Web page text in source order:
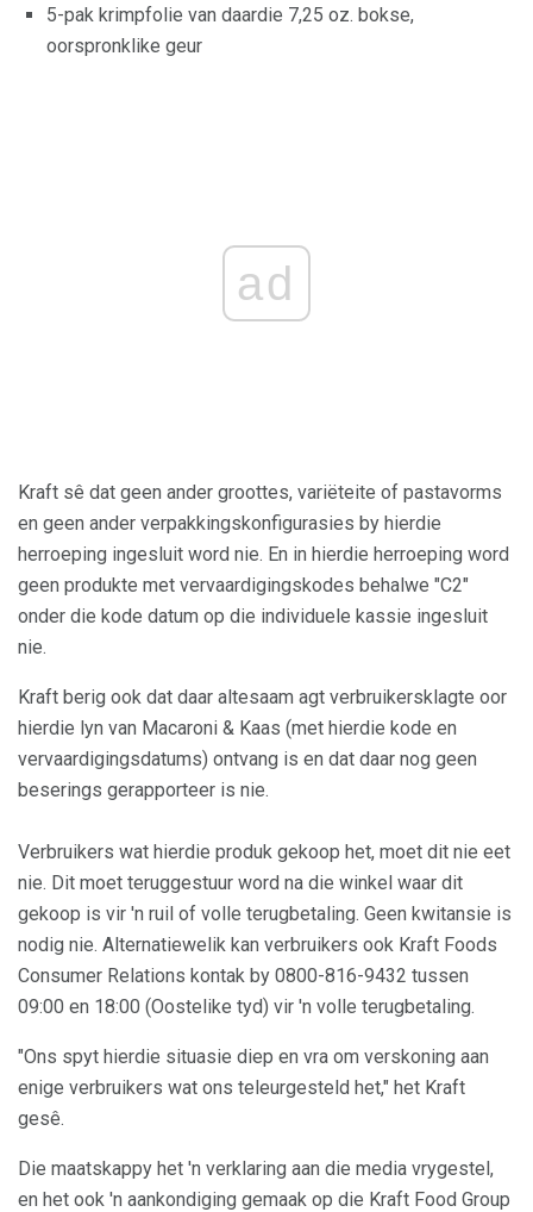
5-pak krimpfolie van daardie 7,25 oz. bokse,
oorspronklike geur
ad
Kraft sê dat geen ander groottes, variëteite of pastavorms
en geen ander verpakkingskonfigurasies by hierdie
herroeping ingesluit word nie. En in hierdie herroeping word
geen produkte met vervaardigingskodes behalwe "C2"
onder die kode datum op die individuele kassie ingesluit
nie.
Kraft berig ook dat daar altesaam agt verbruikersklagte oor
hierdie lyn van Macaroni & Kaas (met hierdie kode en
vervaardigingsdatums) ontvang is en dat daar nog geen
beserings gerapporteer is nie.
Verbruikers wat hierdie produk gekoop het, moet dit nie eet
nie. Dit moet teruggestuur word na die winkel waar dit
gekoop is vir 'n ruil of volle terugbetaling. Geen kwitansie is
nodig nie. Alternatiewelik kan verbruikers ook Kraft Foods
Consumer Relations kontak by 0800-816-9432 tussen
09:00 en 18:00 (Oostelike tyd) vir 'n volle terugbetaling.
"Ons spyt hierdie situasie diep en vra om verskoning aan
enige verbruikers wat ons teleurgesteld het," het Kraft
gesê.
Die maatskappy het 'n verklaring aan die media vrygestel,
en het ook 'n aankondiging gemaak op die Kraft Food Group